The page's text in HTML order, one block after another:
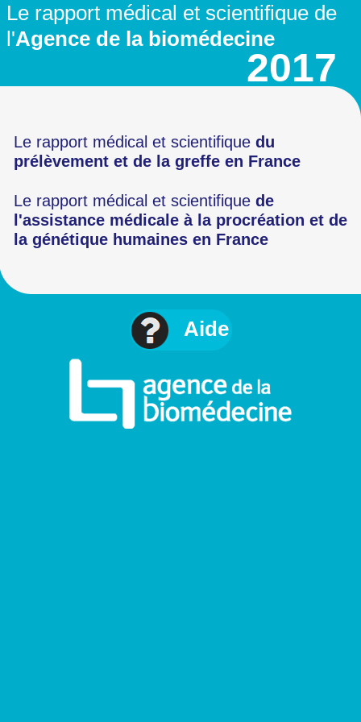
Le rapport médical et scientifique de
l'Agence de la biomédecine
2017
Le rapport médical et scientifique du
prélèvement et de la greffe en France
Le rapport médical et scientifique de
l'assistance médicale à la procréation et de
la génétique humaines en France
Aide